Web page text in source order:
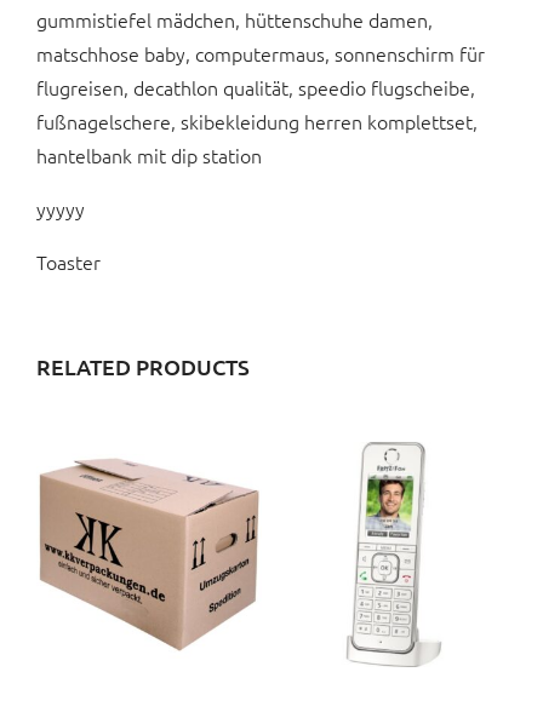
gummistiefel mädchen, hüttenschuhe damen,
matschhose baby, computermaus, sonnenschirm für
flugreisen, decathlon qualität, speedio flugscheibe,
fußnagelschere, skibekleidung herren komplettset,
hantelbank mit dip station
yyyyy
Toaster
RELATED PRODUCTS